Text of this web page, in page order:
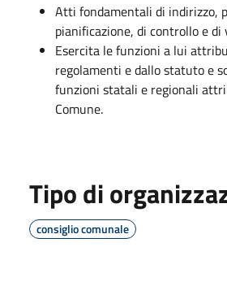
Atti fondamentali di indirizzo,
pianificazione, di controllo e di
Esercita le funzioni a lui
regolamenti e dallo statuto e
funzioni statali e regionali
Comune.
Tipo di
consiglio comunale